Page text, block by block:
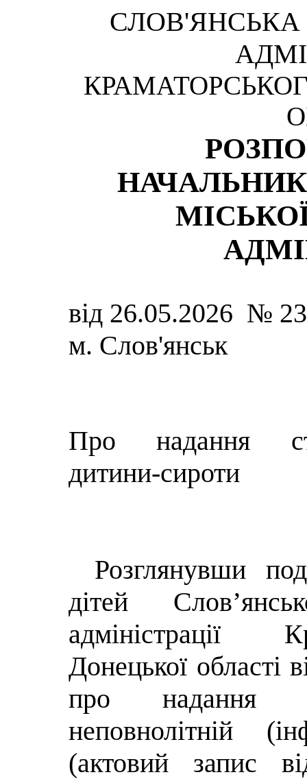
СЛОВ'ЯНСЬКА
від 26.05.2026 №
м. Слов'янськ
Про надання
дитини-сироти
Розглянувши
дітей
адміністрації
Донецької
про надання
неповнолітній
(актовий запис